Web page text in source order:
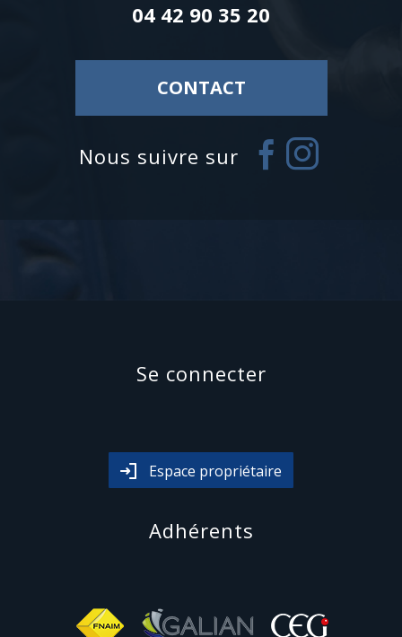
04 42 90 35 20
CONTACT
nous suivre sur
se connecter
Espace propriétaire
adhérents